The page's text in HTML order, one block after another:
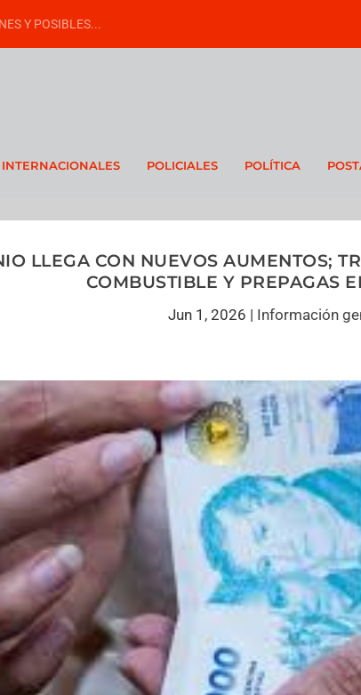
Y POSIBLES...
INTERNACIONALES POLICIALES POLÍTICA
LLEGA CON NUEVOS AUMENTOS;
COMBUSTIBLE Y PREPAGAS
Jun 1, 2026 | Información